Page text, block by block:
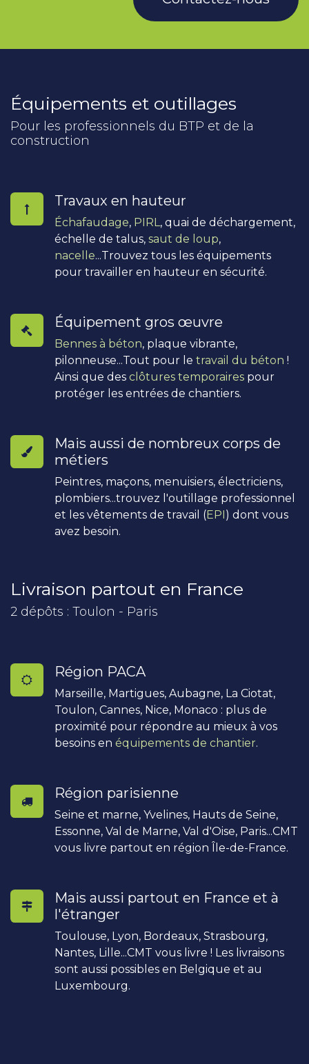
Équipements et outillages
Pour les professionnels du BTP et de la
construction
Travaux en hauteur
Échafaudage, PIRL, quai de déchargement,
échelle de talus, saut de loup,
nacelle...Trouvez tous les équipements
pour travailler en hauteur en sécurité.
Équipement gros œuvre
Bennes à béton, plaque vibrante,
pilonneuse...Tout pour le travail du béton !
Ainsi que des clôtures temporaires pour
protéger les entrées de chantiers.
Mais aussi de nombreux corps de
métiers
Peintres, maçons, menuisiers, électriciens,
plombiers...trouvez l'outillage professionnel
et les vêtements de travail (EPI) dont vous
avez besoin.
Livraison partout en France
2 dépôts : Toulon - Paris
Région PACA
Marseille, Martigues, Aubagne, La Ciotat,
Toulon, Cannes, Nice, Monaco : plus de
proximité pour répondre au mieux à vos
besoins en équipements de chantier.
Région parisienne
Seine et marne, Yvelines, Hauts de Seine,
Essonne, Val de Marne, Val d'Oise, Paris...CMT
vous livre partout en région Île-de-France.
Mais aussi partout en France et à
l'étranger
Toulouse, Lyon, Bordeaux, Strasbourg,
Nantes, Lille...CMT vous livre ! Les livraisons
sont aussi possibles en Belgique et au
Luxembourg.